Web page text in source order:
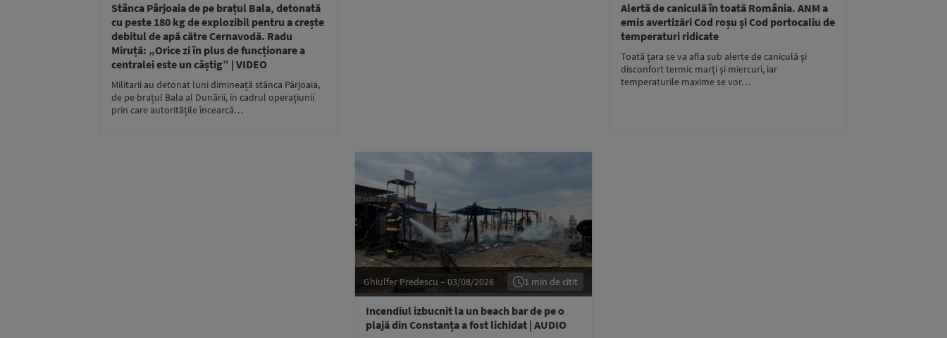
Stânca Pârjoaia de pe brațul Bala, detonată
cu peste 180 kg de explozibil pentru a crește
debitul de apă către Cernavodă. Radu
Miruță: „Orice zi în plus de funcționare a
centralei este un câștig” | VIDEO
Militarii au detonat luni dimineață stânca Pârjoaia,
de pe brațul Bala al Dunării, în cadrul operațiunii
prin care autoritățile încearcă…
Alertă de caniculă în toată România. ANM a
emis avertizări Cod roșu şi Cod portocaliu de
temperaturi ridicate
Toată ţara se va afla sub alerte de caniculă şi
disconfort termic marţi şi miercuri, iar
temperaturile maxime se vor…
Ghiulfer Predescu – 03/08/2026 1 min de citit
Incendiul izbucnit la un beach bar de pe o
plajă din Constanța a fost lichidat | AUDIO